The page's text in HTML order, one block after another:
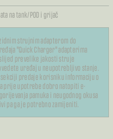
na tank/POD i grijač
strujnim adapterom do
"Quick Charger" adapterima
prevelike jakosti struje
uređaj u neupotrebljivo stanje.
sekciji predaje korisniku informaciju o
prije upotrebe dobro natopiti e-
pamuka i neugodnog okusa
pa ga je potrebno zamijeniti.